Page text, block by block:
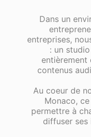
Dans un
entreprises,
: un
entièrement
contenus
Au coeur de
Monaco,
permettre à
diffuser ses